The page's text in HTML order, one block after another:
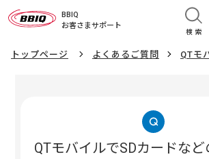
BBIQ
お客さまサポート
検索
トップページ よくあるご質問 QTモ
QTモバイルでSDカードなど